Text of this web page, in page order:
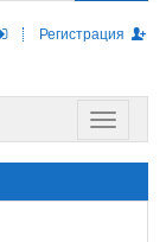
Регистрация